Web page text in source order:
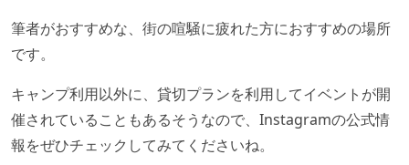
筆者がおすすめな、街の喧騒に疲れた方におすすめの場所
です。
キャンプ利用以外に、貸切プランを利用してイベントが開
催されていることもあるそうなので、Instagramの公式情
報をぜひチェックしてみてくださいね。